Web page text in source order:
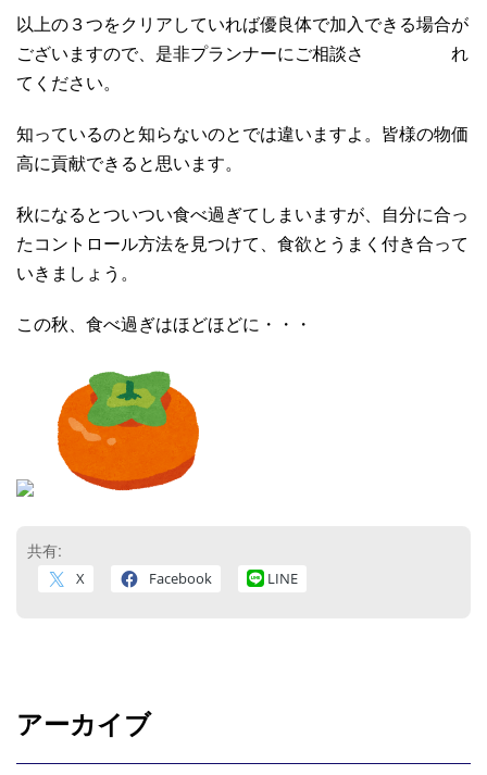
以上の３つをクリアしていれば優良体で加入できる場合が
ございますので、是非プランナーにご相談さ れ
てください。
知っているのと知らないのとでは違いますよ。皆様の物価
高に貢献できると思います。
秋になるとついつい食べ過ぎてしまいますが、自分に合っ
たコントロール方法を見つけて、食欲とうまく付き合って
いきましょう。
この秋、食べ過ぎはほどほどに・・・
共有:
X Facebook LINE
アーカイブ